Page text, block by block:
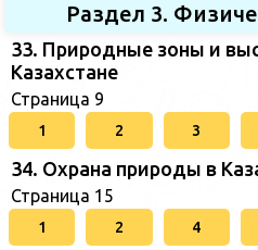
Раздел 3.
33. Природные зоны и
Казахстане
Страница 9
1 2 3
34. Охрана природы в
Страница 15
1 2 4